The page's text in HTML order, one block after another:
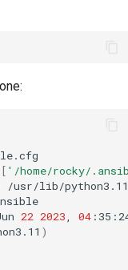
[ '/home/rocky/
/usr/lib/
22 2023 04
)